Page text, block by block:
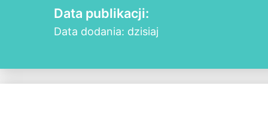
Data publikacji:
Data dodania: dzisiaj